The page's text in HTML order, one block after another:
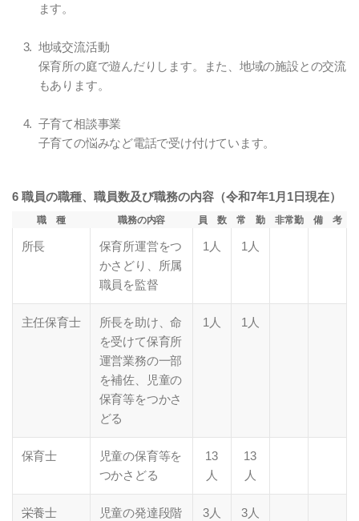
ます。
地域交流活動
保育所の庭で遊んだりします。また、地域の施設との交流
もあります。
子育て相談事業
子育ての悩みなど電話で受け付けています。
6 職員の職種、職員数及び職務の内容（令和7年1月1日現在）
職 種 職務の内容 員 数 常 勤 非常勤 備 考
所長
保育所運営をつ
かさどり、所属
職員を監督
1人 1人
主任保育士
所長を助け、命
を受けて保育所
運営業務の一部
を補佐、児童の
保育等をつかさ
どる
1人 1人
保育士
児童の保育等を
つかさどる
13
人
13
人
栄養士 児童の発達段階 3人 3人